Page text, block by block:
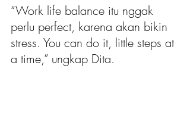
“Work life balance itu nggak
perlu perfect, karena akan bikin
stress. You can do it, little steps at
a time,” ungkap Dita.